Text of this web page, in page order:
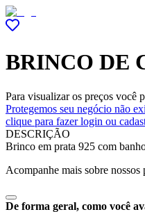
BRINCO DE
Para visualizar os preços você
Protegemos seu negócio não
clique para fazer login ou
DESCRIÇÃO
Brinco em prata 925 com
Acompanhe mais sobre nossos
De forma geral, como você